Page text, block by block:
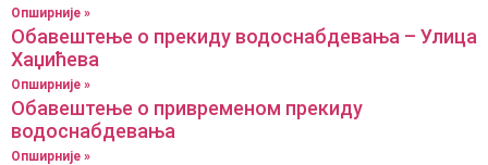
Опширније »
Обавештење о прекиду водоснабдевања – Улица
Хаџићева
Опширније »
Обавештење о привременом прекиду
водоснабдевања
Опширније »